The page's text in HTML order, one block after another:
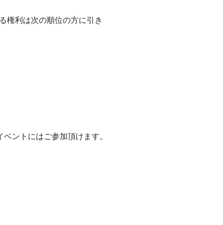
権利は次の順位の方に引き
ントにはご参加頂けます。